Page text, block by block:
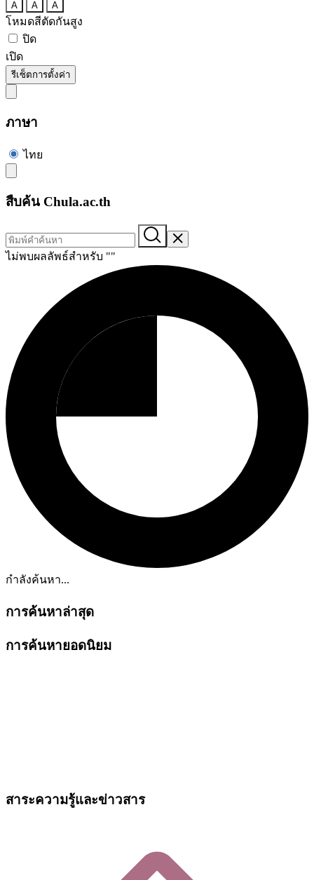
A A A
โหมดสีตัดกันสูง
ปิด
เปิด
รีเซ็ตการตั้งค่า
ภาษา
ไทย
สืบค้น Chula.ac.th
ไม่พบผลลัพธ์สำหรับ ""
กำลังค้นหา...
การค้นหาล่าสุด
การค้นหายอดนิยม
สาระความรู้และข่าวสาร